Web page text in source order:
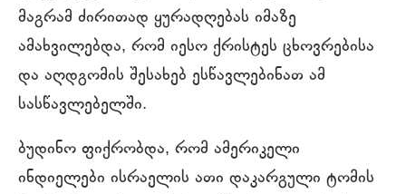
მაგრამ ძირითად ყურადღებას იმაზე
ამახვილებდა, რომ იესო ქრისტეს ცხოვრებისა
და აღდგომის შესახებ ესწავლებინათ ამ
სასწავლებელში.
ბუდინო ფიქრობდა, რომ ამერიკელი
ინდიელები ისრაელის ათი დაკარგული ტომის